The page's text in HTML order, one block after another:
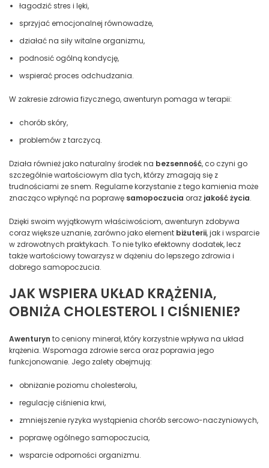
łagodzić stres i lęki,
sprzyjać emocjonalnej równowadze,
działać na siły witalne organizmu,
podnosić ogólną kondycję,
wspierać proces odchudzania.
W zakresie zdrowia fizycznego, awenturyn pomaga w terapii:
chorób skóry,
problemów z tarczycą.
Działa również jako naturalny środek na bezsenność, co czyni go
szczególnie wartościowym dla tych, którzy zmagają się z
trudnościami ze snem. Regularne korzystanie z tego kamienia może
znacząco wpłynąć na poprawę samopoczucia oraz jakość życia.
Dzięki swoim wyjątkowym właściwościom, awenturyn zdobywa
coraz większe uznanie, zarówno jako element biżuterii, jak i wsparcie
w zdrowotnych praktykach. To nie tylko efektowny dodatek, lecz
także wartościowy towarzysz w dążeniu do lepszego zdrowia i
dobrego samopoczucia.
JAK WSPIERA UKŁAD KRĄŻENIA,
OBNIŻA CHOLESTEROL I CIŚNIENIE?
Awenturyn to ceniony minerał, który korzystnie wpływa na układ
krążenia. Wspomaga zdrowie serca oraz poprawia jego
funkcjonowanie. Jego zalety obejmują:
obniżanie poziomu cholesterolu,
regulację ciśnienia krwi,
zmniejszenie ryzyka wystąpienia chorób sercowo-naczyniowych,
poprawę ogólnego samopoczucia,
wsparcie odporności organizmu.